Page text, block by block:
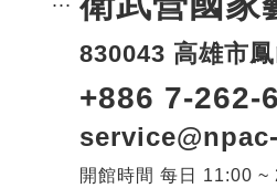
830043 高雄市
+886 7-262-
開館時間 每日
11:00 ~